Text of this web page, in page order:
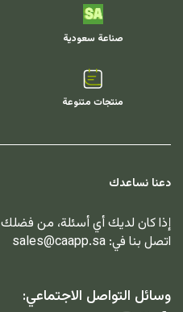
صناعة سعودية
منتجات متنوعة
دعنا نساعدك
إذا كان لديك أي أسئلة، من فضلك
اتصل بنا في: sales@caapp.sa
وسائل التواصل الاجتماعي: